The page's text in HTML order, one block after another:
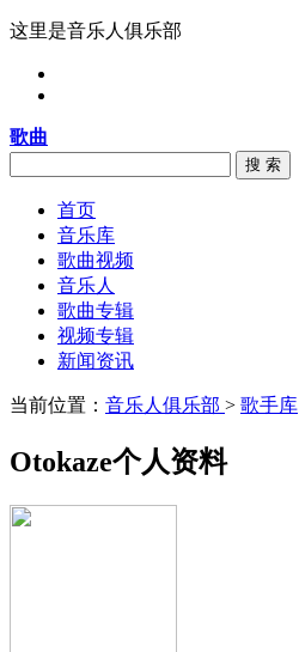
这里是音乐人俱乐部
歌曲
搜 索
首页
音乐库
歌曲视频
音乐人
歌曲专辑
视频专辑
新闻资讯
当前位置： 音乐人俱乐部 > 歌手库
Otokaze个人资料